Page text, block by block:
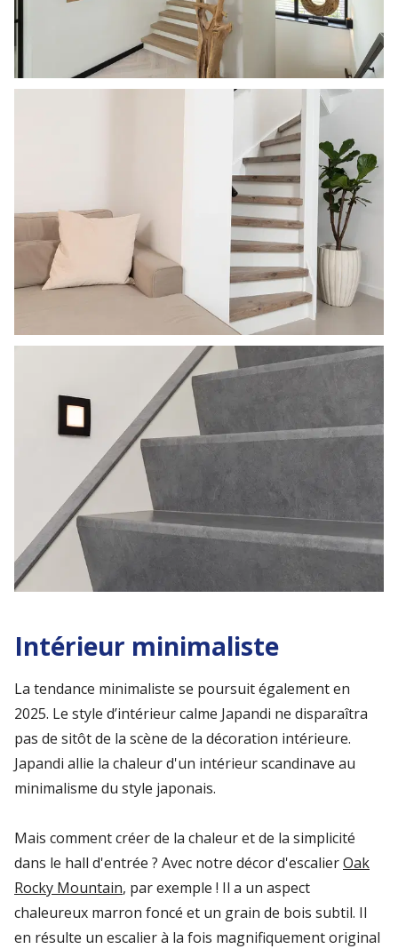
Intérieur minimaliste
La tendance minimaliste se poursuit également en
2025. Le style d’intérieur calme Japandi ne disparaîtra
pas de sitôt de la scène de la décoration intérieure.
Japandi allie la chaleur d'un intérieur scandinave au
minimalisme du style japonais.
Mais comment créer de la chaleur et de la simplicité
dans le hall d'entrée ? Avec notre décor d'escalierOak
Rocky Mountain, par exemple ! Il a un aspect
chaleureux marron foncé et un grain de bois subtil. Il
en résulte un escalier à la fois magnifiquement original